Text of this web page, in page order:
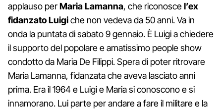
applauso perMaria Lamanna, che riconoscel’ex
fidanzato Luigiche non vedeva da 50 anni. Va in
onda la puntata di sabato 9 gennaio. È Luigi a chiedere
il supporto del popolare e amatissimo people show
condotto da Maria De Filippi. Spera di poter ritrovare
Maria Lamanna, fidanzata che aveva lasciato anni
prima. Era il 1964 e Luigi e Maria si conoscono e si
innamorano. Lui parte per andare a fare il militare e la